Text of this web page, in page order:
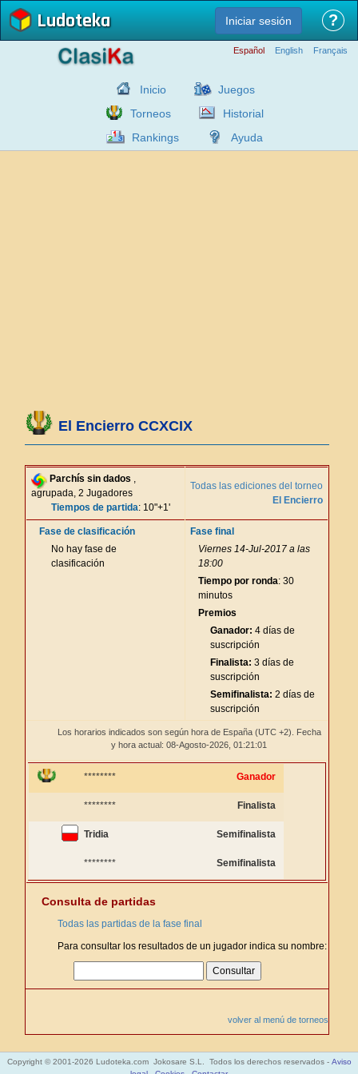
Ludoteka Iniciar sesión ?
Español English Français
Inicio
Juegos
Torneos
Historial
Rankings
Ayuda
El Encierro CCXCIX
Parchís sin dados ,
agrupada, 2 Jugadores
Tiempos de partida: 10"+1'
Todas las ediciones del torneo
El Encierro
Fase de clasificación
No hay fase de
clasificación
Fase final
Viernes 14-Jul-2017 a las
18:00
Tiempo por ronda: 30
minutos
Premios
Ganador: 4 días de
suscripción
Finalista: 3 días de
suscripción
Semifinalista: 2 días de
suscripción
Los horarios indicados son según hora de España (UTC +2). Fecha
y hora actual: 08-Agosto-2026, 01:21:01
******** Ganador
******** Finalista
Tridia Semifinalista
******** Semifinalista
Consulta de partidas
Todas las partidas de la fase final
Para consultar los resultados de un jugador indica su nombre:
volver al menú de torneos
Copyright © 2001-2026 Ludoteka.com Jokosare S.L. Todos los derechos reservados - Aviso